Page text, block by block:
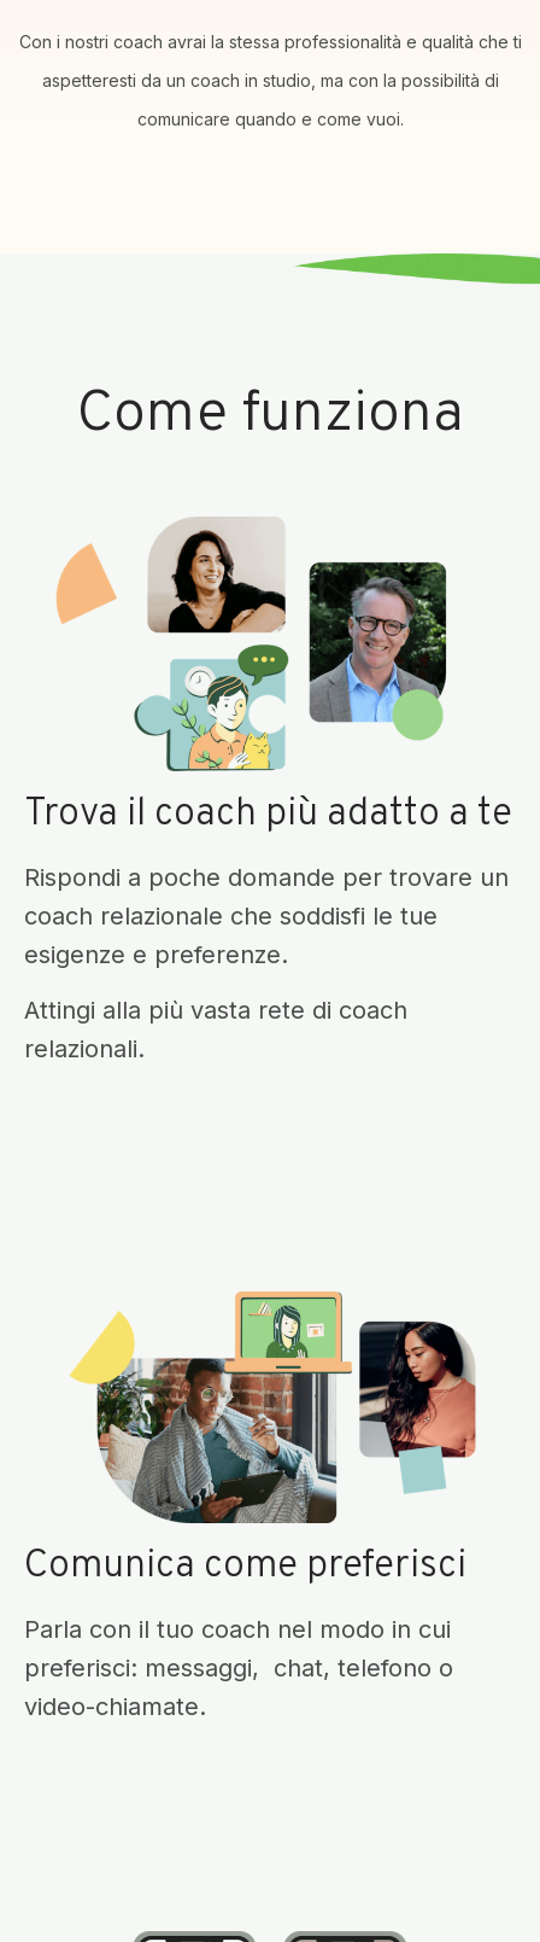
Con i nostri coach avrai la stessa professionalità e qualità che ti
aspetteresti da un coach in studio, ma con la possibilità di
comunicare quando e come vuoi.
Come funziona
Trova il coach più adatto a te
Rispondi a poche domande per trovare un
coach relazionale che soddisfi le tue
esigenze e preferenze.
Attingi alla più vasta rete di coach
relazionali.
Comunica come preferisci
Parla con il tuo coach nel modo in cui
preferisci: messaggi, chat, telefono o
video-chiamate.